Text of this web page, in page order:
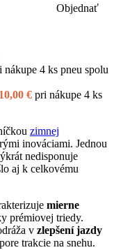
Objednať
nákupe 4 ks pneu spolu
€ pri nákupe 4 ks
zimnej
inováciami. Jednou
nedisponuje
aj k celkovému
mierne
prémiovej triedy.
v zlepšení jazdy
trakcie na snehu.